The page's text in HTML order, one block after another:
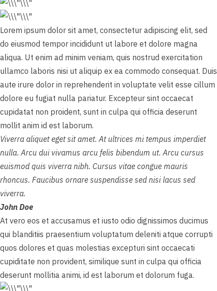
Lorem ipsum dolor sit amet, consectetur adipiscing elit, sed
do eiusmod tempor incididunt ut labore et dolore magna
aliqua. Ut enim ad minim veniam, quis nostrud exercitation
ullamco laboris nisi ut aliquip ex ea commodo consequat. Duis
aute irure dolor in reprehenderit in voluptate velit esse cillum
dolore eu fugiat nulla pariatur. Excepteur sint occaecat
cupidatat non proident, sunt in culpa qui officia deserunt
mollit anim id est laborum.
Viverra aliquet eget sit amet. At ultrices mi tempus imperdiet
nulla. Arcu dui vivamus arcu felis bibendum ut. Arcu cursus
euismod quis viverra nibh. Cursus vitae congue mauris
rhoncus. Faucibus ornare suspendisse sed nisi lacus sed
viverra.
John Doe
At vero eos et accusamus et iusto odio dignissimos ducimus
qui blanditiis praesentium voluptatum deleniti atque corrupti
quos dolores et quas molestias excepturi sint occaecati
cupiditate non provident, similique sunt in culpa qui officia
deserunt mollitia animi, id est laborum et dolorum fuga.